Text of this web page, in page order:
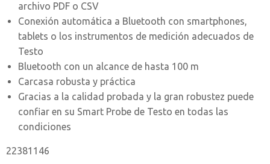
archivo PDF o CSV
Conexión automática a Bluetooth con smartphones,
tablets o los instrumentos de medición adecuados de
Testo
Bluetooth con un alcance de hasta 100 m
Carcasa robusta y práctica
Gracias a la calidad probada y la gran robustez puede
confiar en su Smart Probe de Testo en todas las
condiciones
22381146